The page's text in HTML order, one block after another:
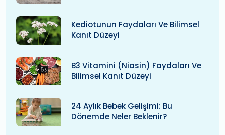
Kediotunun Faydaları Ve Bilimsel
Kanıt Düzeyi
B3 Vitamini (niasin) Faydaları Ve
Bilimsel Kanıt Düzeyi
24 Aylık Bebek Gelişimi: Bu
Dönemde Neler Beklenir?